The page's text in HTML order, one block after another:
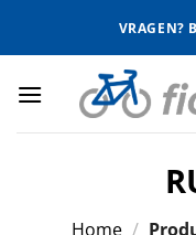
VRAGEN?
Home /